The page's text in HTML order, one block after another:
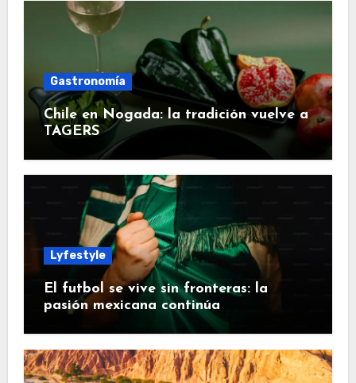
Gastronomía
Chile en Nogada: la tradición vuelve a
TAGERS
Lyfestyle
El futbol se vive sin fronteras: la
pasión mexicana continúa